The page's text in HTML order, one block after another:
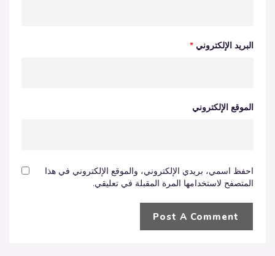
البريد الإلكتروني *
الموقع الإلكتروني
احفظ اسمي، بريدي الإلكتروني، والموقع الإلكتروني في هذا
المتصفح لاستخدامها المرة المقبلة في تعليقي.